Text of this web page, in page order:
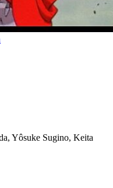
Yôsuke Sugino, Keita